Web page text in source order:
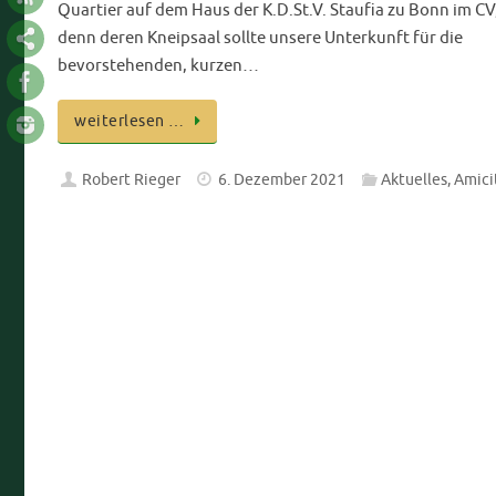
Quartier auf dem Haus der K.D.St.V. Staufia zu Bonn im
denn deren Kneipsaal sollte unsere Unterkunft für die
bevorstehenden, kurzen…
weiterlesen …
Robert Rieger 6. Dezember 2021 Aktuelles,